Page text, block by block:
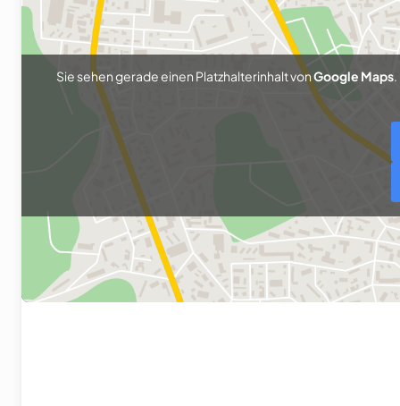
Sie sehen gerade einen Platzhalterinhalt vonGoogle Maps